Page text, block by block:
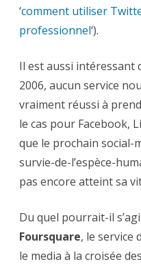
‘comment utiliser
professionnel‘).
Il est aussi intéressant
2006, aucun service
vraiment réussi à
le cas pour Facebook,
que le prochain social-
survie-de-l’espèce-
pas encore atteint sa
Du quel pourrait-il
Foursquare, le service
le media à la croisée